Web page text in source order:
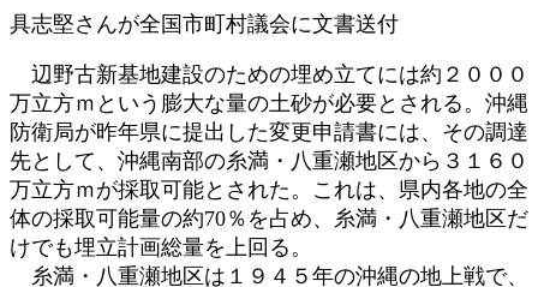
具志堅さんが全国市町村議会に文書送付
辺野古新基地建設のための埋め立てには約２０００
万立方ｍという膨大な量の土砂が必要とされる。沖縄
防衛局が昨年県に提出した変更申請書には、その調達
先として、沖縄南部の糸満・八重瀬地区から３１６０
万立方ｍが採取可能とされた。これは、県内各地の全
体の採取可能量の約70％を占め、糸満・八重瀬地区だ
けでも埋立計画総量を上回る。
糸満・八重瀬地区は１９４５年の沖縄の地上戦で、